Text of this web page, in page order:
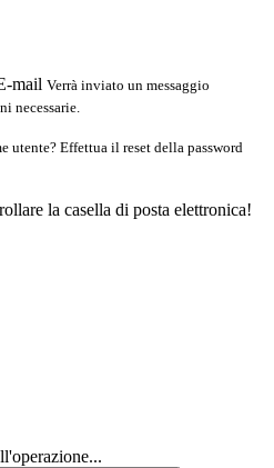
mail Verrà inviato un messaggio
necessarie.
utente? Effettua il reset della password
la casella di posta elettronica!